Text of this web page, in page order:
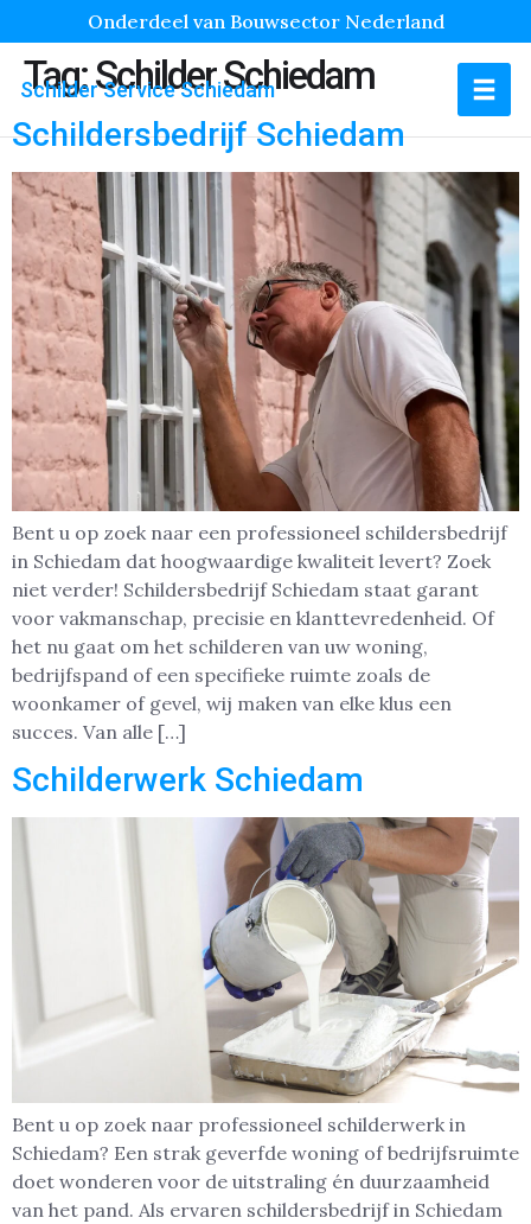
Onderdeel van Bouwsector Nederland
Schilder Service Schiedam
Tag:Schilder Schiedam
Schildersbedrijf Schiedam
Bent u op zoek naar een professioneel schildersbedrijf
in Schiedam dat hoogwaardige kwaliteit levert? Zoek
niet verder! Schildersbedrijf Schiedam staat garant
voor vakmanschap, precisie en klanttevredenheid. Of
het nu gaat om het schilderen van uw woning,
bedrijfspand of een specifieke ruimte zoals de
woonkamer of gevel, wij maken van elke klus een
succes. Van alle […]
Schilderwerk Schiedam
Bent u op zoek naar professioneel schilderwerk in
Schiedam? Een strak geverfde woning of bedrijfsruimte
doet wonderen voor de uitstraling én duurzaamheid
van het pand. Als ervaren schildersbedrijf in Schiedam